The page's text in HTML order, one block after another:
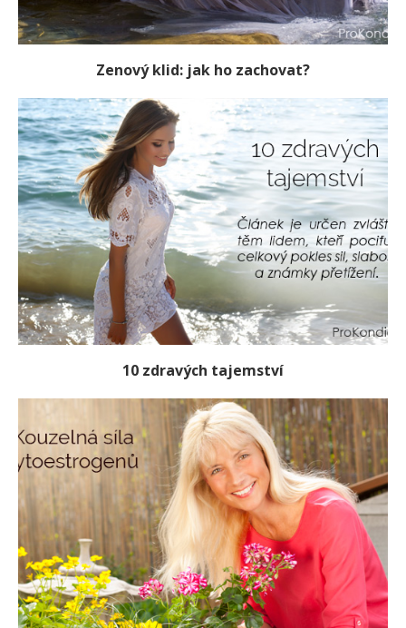
Zenový klid: jak ho zachovat?
10 zdravých tajemství